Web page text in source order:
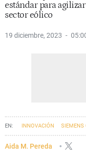
estándar para
sector eólico
19 diciembre, 2023
INNOVACIÓN SIEMENS
EMPRESAS VASCAS EUSKADI
Aida M. Pereda